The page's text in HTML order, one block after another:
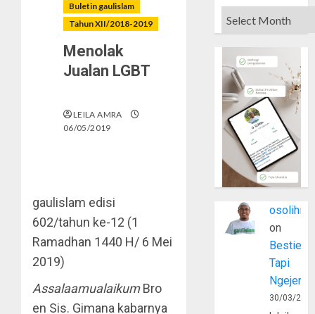
Buletin gaulislam
Tahun XII/2018-2019
Menolak
Jualan LGBT
LEILA AMRA
06/05/2019
gaulislam edisi
602/tahun ke-12 (1
Ramadhan 1440 H/ 6 Mei
2019)
AssalaamualaikumBro
en Sis. Gimana kabarnya
Archives
osolihin
on
Bestie
Tapi
30/03/